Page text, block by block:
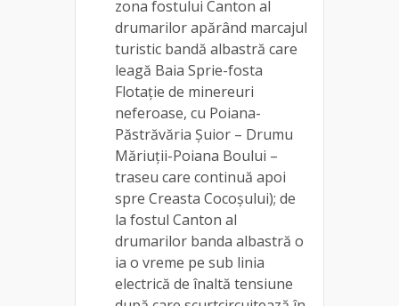
zona fostului Canton al
drumarilor apărând marcajul
turistic bandă albastră care
leagă Baia Sprie-fosta
Flotație de minereuri
neferoase, cu Poiana-
Păstrăvăria Șuior – Drumu
Măriuții-Poiana Boului –
traseu care continuă apoi
spre Creasta Cocoșului); de
la fostul Canton al
drumarilor banda albastră o
ia o vreme pe sub linia
electrică de înaltă tensiune